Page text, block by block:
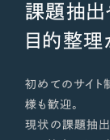
課題抽出
目的整理
初めてのサイト
様も歓迎。
現状の課題抽出